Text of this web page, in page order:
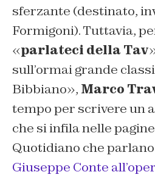
sferzante (destinato,
Formigoni). Tuttavia,
«parlateci della Tav
sull’ormai grande
Bibbiano», Marco
tempo per scrivere un
che si infila nelle
Quotidiano che
Giuseppe Conte